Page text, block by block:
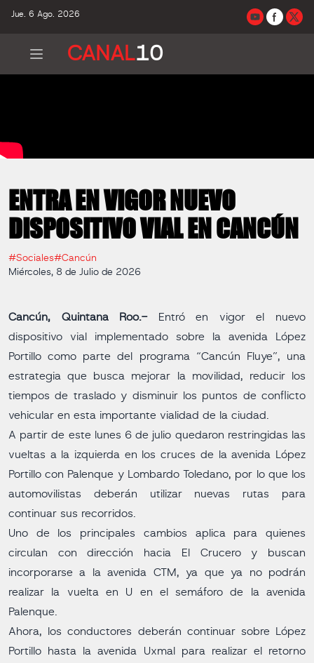
Jue. 6 Ago. 2026
CANAL10
ENTRA EN VIGOR NUEVO
DISPOSITIVO VIAL EN CANCÚN
#Sociales#Cancún
Miércoles, 8 de Julio de 2026
Cancún, Quintana Roo.-Entró en vigor el nuevo
dispositivo vial implementado sobre la avenida López
Portillo como parte del programa “Cancún Fluye”, una
estrategia que busca mejorar la movilidad, reducir los
tiempos de traslado y disminuir los puntos de conflicto
vehicular en esta importante vialidad de la ciudad.
A partir de este lunes 6 de julio quedaron restringidas las
vueltas a la izquierda en los cruces de la avenida López
Portillo con Palenque y Lombardo Toledano, por lo que los
automovilistas deberán utilizar nuevas rutas para
continuar sus recorridos.
Uno de los principales cambios aplica para quienes
circulan con dirección hacia El Crucero y buscan
incorporarse a la avenida CTM, ya que ya no podrán
realizar la vuelta en U en el semáforo de la avenida
Palenque.
Ahora, los conductores deberán continuar sobre López
Portillo hasta la avenida Uxmal para realizar el retorno